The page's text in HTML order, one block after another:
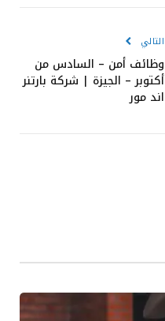
التالي
وظائف أمن – السادس من
أكتوبر – الجيزة | شركة بارتنر
اند مور